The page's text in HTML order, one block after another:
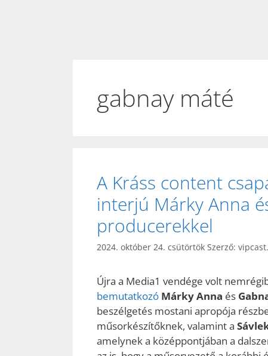
gabnay máté
A Kráss content
interjú Márky Anna
producerekkel
2024. október 24. csütörtök Szerző:
Újra a Media1 vendége volt
bemutatkozó Márky Anna és
beszélgetés mostani apropója
műsorkészítőknek, valamint a
amelynek a középpontjában a